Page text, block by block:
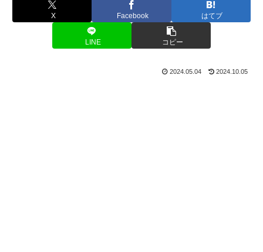
X Facebook はてブ
LINE コピー
2024.05.04 2024.10.05